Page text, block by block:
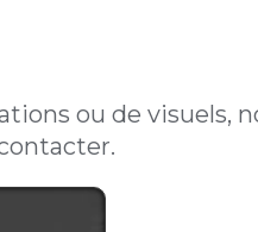
ou de visuels,